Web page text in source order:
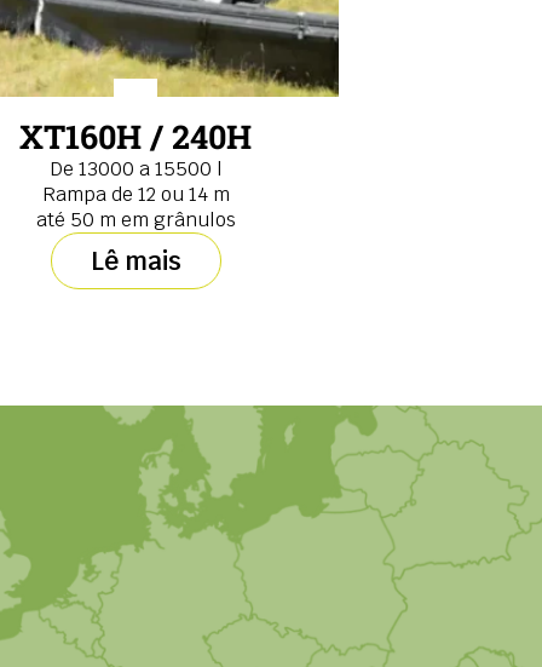
XT160H / 240H
De 13000 a 15500 l
Rampa de 12 ou 14 m
até 50 m em grânulos
Lê mais